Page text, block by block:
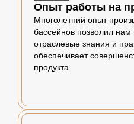
Опыт работы на
Многолетний опыт
бассейнов позволил нам
отраслевые знания и
обеспечивает
продукта.